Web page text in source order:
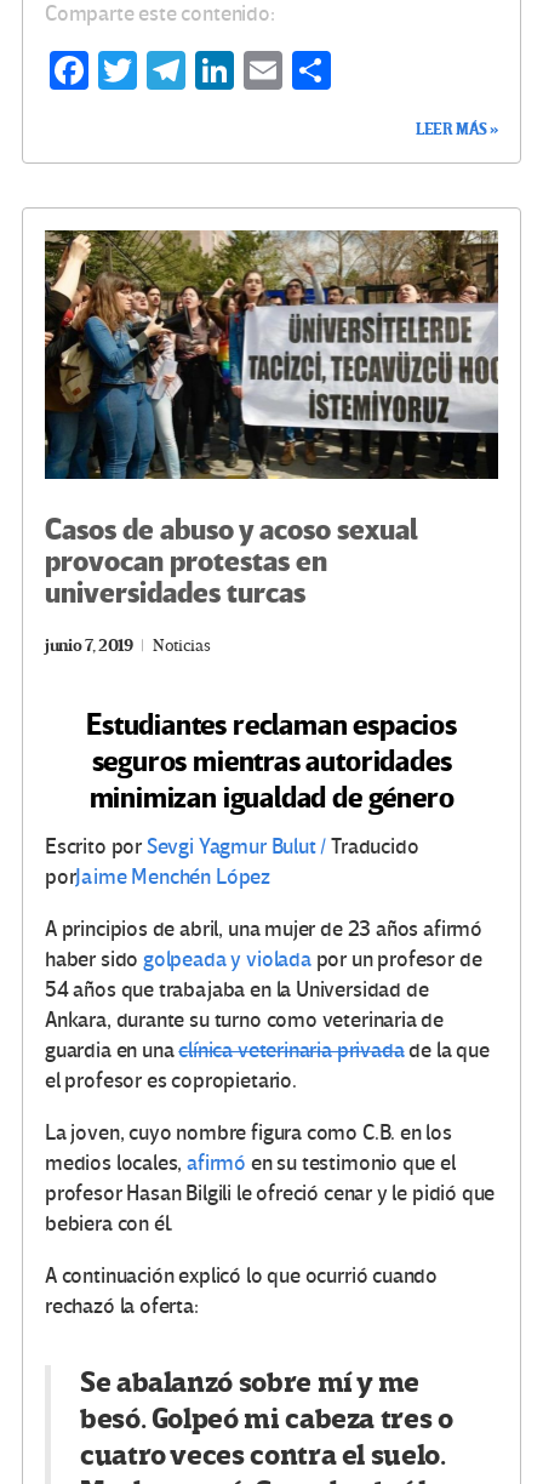
Comparte este contenido:
Fa
o
k
T
Te
m
Li
n
E
ar
tir
LEER MÁS »
Casos de abuso y acoso sexual
provocan protestas en
universidades turcas
junio 7, 2019 Noticias
Estudiantes reclaman espacios
seguros mientras autoridades
minimizan igualdad de género
Escrito porSevgi Yagmur Bulut /Traducido
porJaime Menchén López
A principios de abril, una mujer de 23 años afirmó
haber sido golpeada y violadapor un profesor de
54 años que trabajaba en la Universidad de
Ankara, durante su turno como veterinaria de
guardia en unaclínica veterinaria privadade la que
el profesor es copropietario.
La joven, cuyo nombre figura como C.B. en los
medios locales,afirmó en su testimonio que el
profesor Hasan Bilgili le ofreció cenar y le pidió que
bebiera con él.
A continuación explicó lo que ocurrió cuando
rechazó la oferta:
Se abalanzó sobre mí y me
besó. Golpeó mi cabeza tres o
cuatro veces contra el suelo.